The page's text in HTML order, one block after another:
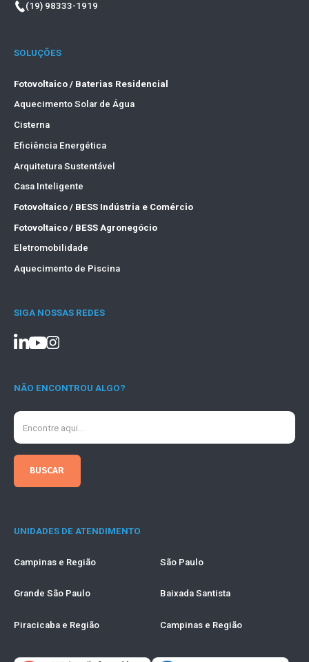
(19) 98333-1919
SOLUÇÕES
Fotovoltaico / Baterias Residencial
Aquecimento Solar de Água
Cisterna
Eficiência Energética
Arquitetura Sustentável
Casa Inteligente
Fotovoltaico / BESS Indústria e Comércio
Fotovoltaico / BESS Agronegócio
Eletromobilidade
Aquecimento de Piscina
SIGA NOSSAS REDES
NÃO ENCONTROU ALGO?
UNIDADES DE ATENDIMENTO
Campinas e Região São Paulo
Grande São Paulo Baixada Santista
Piracicaba e Região Campinas e Região